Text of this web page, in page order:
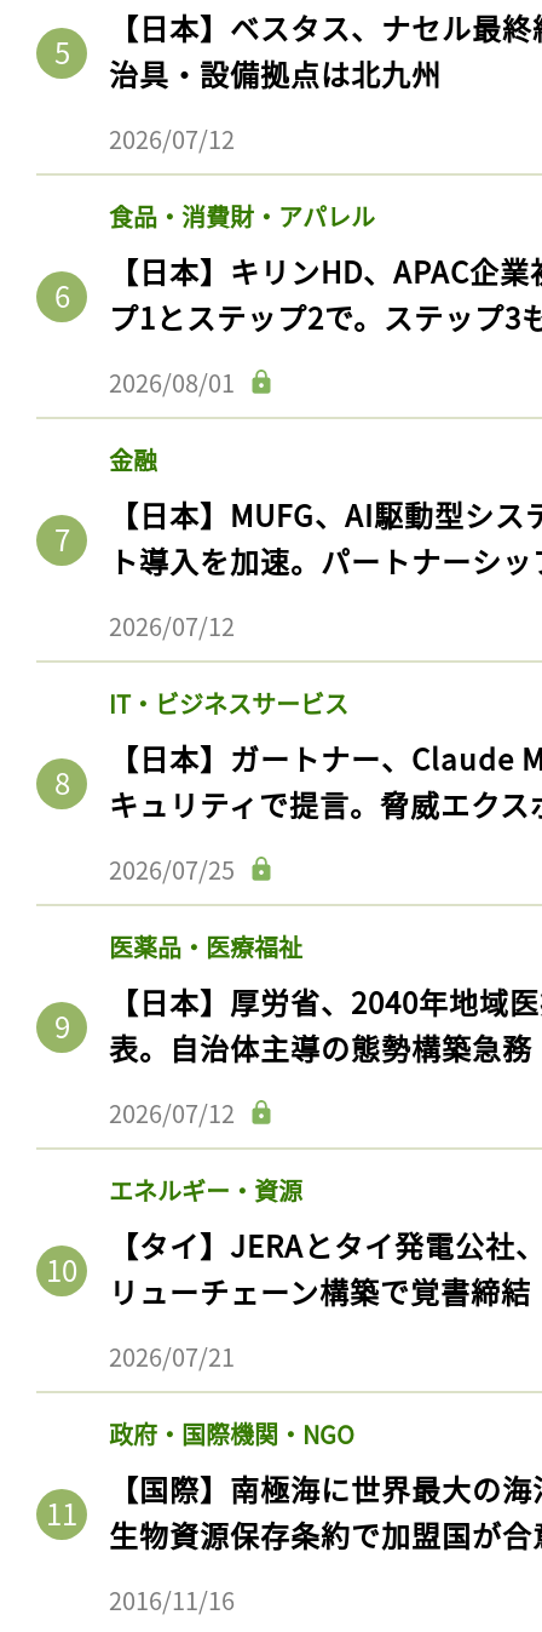
【日本】ベスタス、ナセル最
治具・設備拠点は北九州
2026/07/12
食品・消費財・アパレル
【日本】キリンHD、APAC企
プ1とステップ2で。ステップ3
2026/08/01
金融
【日本】MUFG、AI駆動型シ
ト導入を加速。パートナーシ
2026/07/12
IT・ビジネスサービス
【日本】ガートナー、Claude
キュリティで提言。脅威エク
2026/07/25
医薬品・医療福祉
【日本】厚労省、2040年地域
表。自治体主導の態勢構築急務
2026/07/12
エネルギー・資源
【タイ】JERAとタイ発電公社
リューチェーン構築で覚書締結
2026/07/21
政府・国際機関・NGO
【国際】南極海に世界最大の
生物資源保存条約で加盟国が合
2016/11/16
記事をお気に入りに
ログインが必